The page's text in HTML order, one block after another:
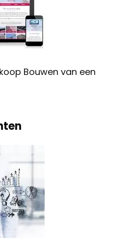
Bouwen van een